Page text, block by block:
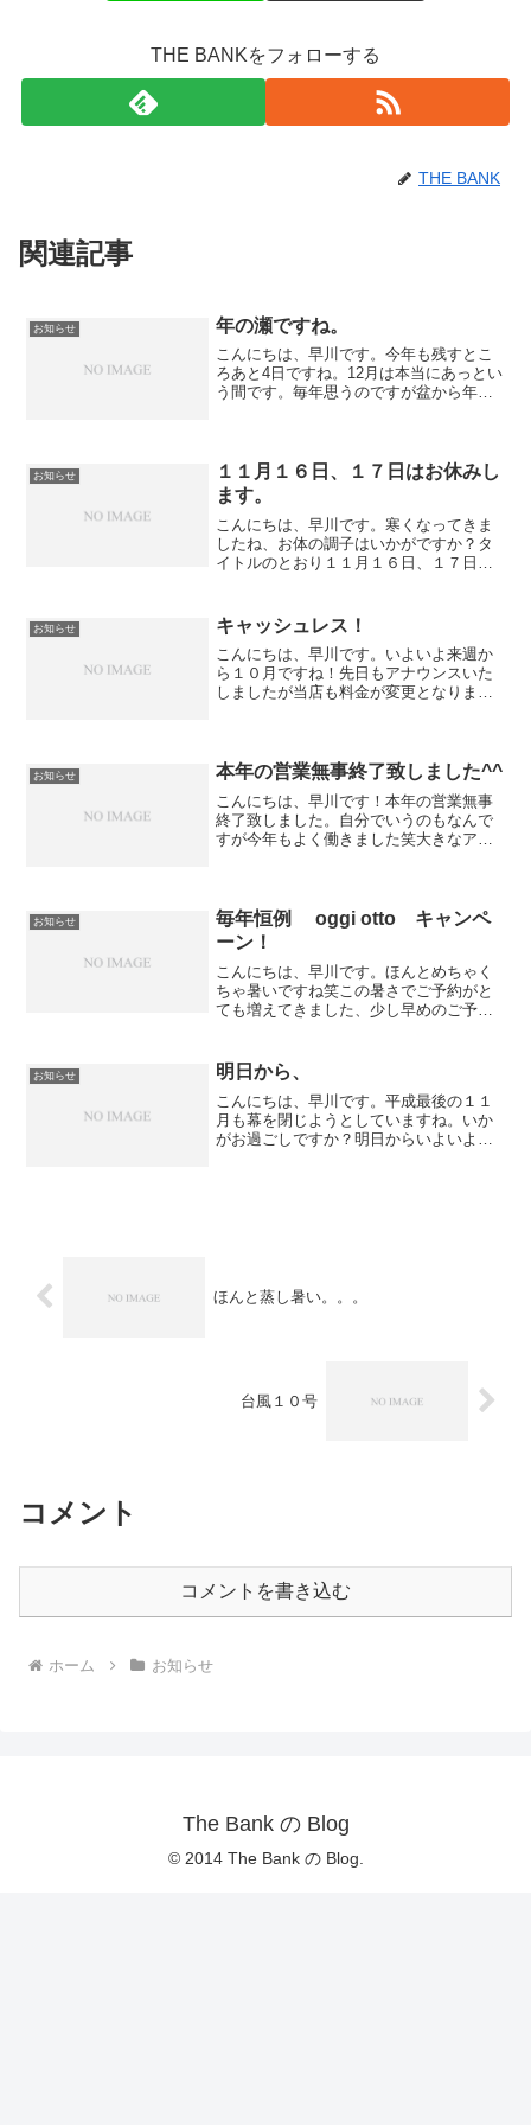
THE BANKをフォローする
THE BANK
関連記事
お知らせ 年の瀬ですね。
こんにちは、早川です。今年も残すとこ
ろあと4日ですね。12月は本当にあっとい
う間です。毎年思うのですが盆から年末
て、年始の営業なので...
お知らせ
１１月１６日、１７日はお休みし
ます。
こんにちは、早川です。寒くなってきま
したね、お体の調子はいかがですか？タ
イトルのとおり１１月１６日、１７日は
ご予約に余裕がございますのでご都合の
合う方はぜひ＾＾⇒ご予約...
お知らせ キャッシュレス！
こんにちは、早川です。いよいよ来週か
ら１０月ですね！先日もアナウンスいた
しましたが当店も料金が変更となりま
ります！１０月からはキャッ...
お知らせ 本年の営業無事終了致しました^^
こんにちは、早川です！本年の営業無事
終了致しました。自分でいうのもなんで
すが今年もよく働きました笑大きなアク
は２日から営業なのですが...
お知らせ
毎年恒例 oggi otto キャンペ
ーン！
こんにちは、早川です。ほんとめちゃく
ちゃ暑いですね笑この暑さでご予約がと
ても増えてきました、少し早めのご予約
orトリートメント レフィル（詰め替え...
お知らせ 明日から、
こんにちは、早川です。平成最後の１１
月も幕を閉じようとしていますね。いか
がお過ごしですか？明日からいよいよ１
ほんと蒸し暑い。。。
台風１０号
コメント
コメントを書き込む
ホーム お知らせ
The Bank の Blog
© 2014 The Bank の Blog.